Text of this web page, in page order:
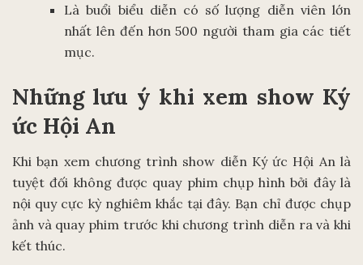
Là buổi biểu diễn có số lượng diễn viên lớn
nhất lên đến hơn 500 người tham gia các tiết
mục.
Những lưu ý khi xem show Ký
ức Hội An
Khi bạn xem chương trình show diễn Ký ức Hội An là
tuyệt đối không được quay phim chụp hình bởi đây là
nội quy cực kỳ nghiêm khắc tại đây. Bạn chỉ được chụp
ảnh và quay phim trước khi chương trình diễn ra và khi
kết thúc.